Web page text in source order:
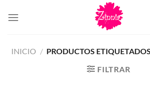
INICIO / PRODUCTOS
FILTRAR